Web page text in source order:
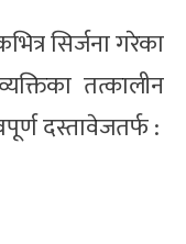
सिर्जना गरेका
तत्कालीन
दस्तावेजतर्फ :